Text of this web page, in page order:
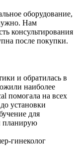
оборудование,
Нам
консультирования
после покупки.
и обратилась в
наиболее
помогала на всех
установки
для
планирую
гинеколог